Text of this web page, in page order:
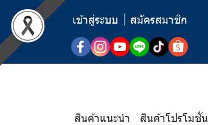
เข้าสู่ระบบ
สมัครสมาชิก
สินค้าแนะนำ สินค้าโปรโมชั่น